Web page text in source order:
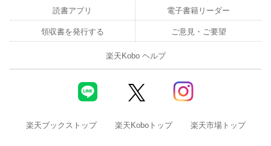
読書アプリ 電子書籍リーダー
領収書を発行する ご意見・ご要望
楽天Kobo ヘルプ
楽天ブックストップ 楽天Koboトップ 楽天市場トップ